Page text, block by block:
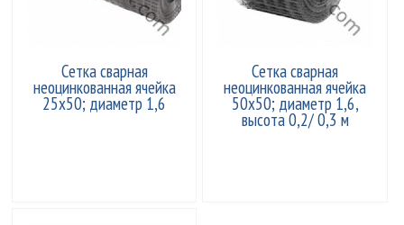
Сетка сварная
неоцинкованная ячейка
25х50; диаметр 1,6
Сетка сварная
неоцинкованная ячейка
50x50; диаметр 1,6,
высота 0,2/ 0,3 м